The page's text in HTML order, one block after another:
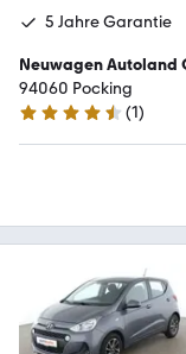
5 Jahre Garantie
Neuwagen Autoland
94060 Pocking
4.7 Sterne
(1)